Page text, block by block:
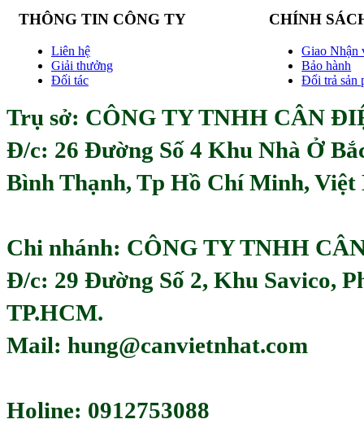
THÔNG TIN CÔNG TY
Liên hệ
Giải thưởng
Đối tác
CHÍNH
Giao Nhận
Bảo hành
Đổi trả sản
Trụ sở: CÔNG TY TNHH CÂN
Đ/c: 26 Đường Số 4 Khu Nhà Ở
Bình Thạnh, Tp Hồ Chí Minh, Việt
Chi nhánh: CÔNG TY TNHH
Đ/c: 29 Đường Số 2, Khu Savico,
TP.HCM.
Mail: hung@canvietnhat.com
Holine: 0912753088